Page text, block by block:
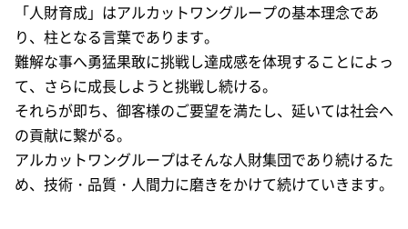
「人財育成」はアルカットワングループの基本理念であ
り、柱となる言葉であります。
難解な事へ勇猛果敢に挑戦し達成感を体現することによっ
て、さらに成長しようと挑戦し続ける。
それらが即ち、御客様のご要望を満たし、延いては社会へ
の貢献に繋がる。
アルカットワングループはそんな人財集団であり続けるた
め、技術・品質・人間力に磨きをかけて続けていきます。